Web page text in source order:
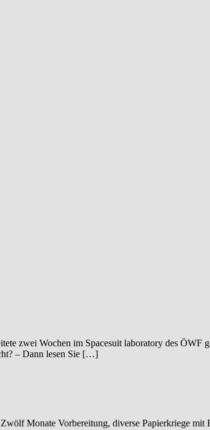
zwei Wochen im Spacesuit laboratory des
– Dann lesen Sie […]
Monate Vorbereitung, diverse Papierkriege